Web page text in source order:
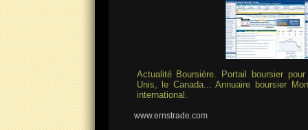
Actualité Boursière. Portail boursier
Unis, le Canada... Annuaire boursier
international.
www.ernstrade.com